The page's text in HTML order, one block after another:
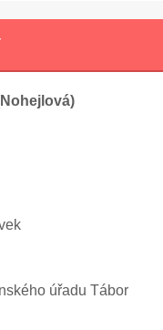
úřadu Tábor